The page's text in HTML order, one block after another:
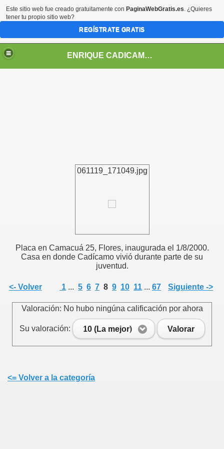
ENRIQUE CADICAMO: VIDA Y OBRA
061119_171049.jpg
Placa en Camacuá 25, Flores, inaugurada el 1/8/2000.
Casa en donde Cadícamo vivió durante parte de su
juventud.
<- Volver 1 ... 5 6 7 8 9 10 11 ... 67 Siguiente ->
Valoración: No hubo ningúna calificación por ahora
Su valoración: 10 (La mejor) Valorar
<= Volver a la categoría
Este sitio web fue creado gratuitamente con PaginaWebGratis.es. ¿Quieres
tener tu propio sitio web?
REGÍSTRATE GRATIS